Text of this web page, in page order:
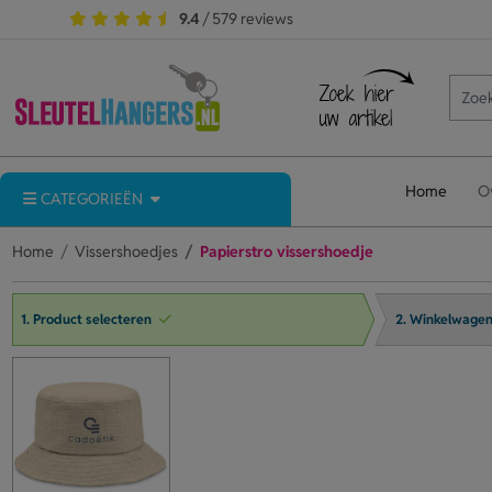
9.4 / 579 reviews
CATEGORIEËN Home
Home Vissershoedjes Papierstro vissershoedje
1. Product selecteren 2. Winkelwagen